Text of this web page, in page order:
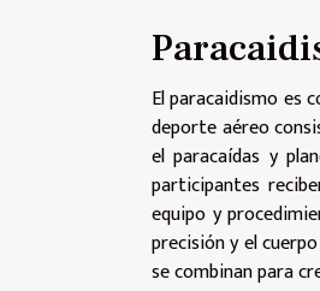
El paracaidismo es
deporte aéreo
el paracaídas y
participantes
equipo y
precisión y el
se combinan para